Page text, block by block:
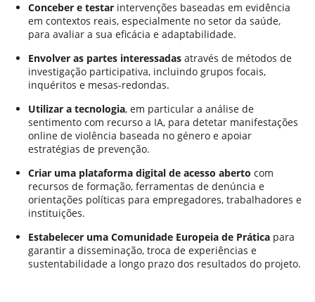
Conceber e testar intervenções baseadas em evidência
em contextos reais, especialmente no setor da saúde,
para avaliar a sua eficácia e adaptabilidade.
Envolver as partes interessadas através de métodos de
investigação participativa, incluindo grupos focais,
inquéritos e mesas-redondas.
Utilizar a tecnologia, em particular a análise de
sentimento com recurso a IA, para detetar manifestações
online de violência baseada no género e apoiar
estratégias de prevenção.
Criar uma plataforma digital de acesso aberto com
recursos de formação, ferramentas de denúncia e
orientações políticas para empregadores, trabalhadores e
instituições.
Estabelecer uma Comunidade Europeia de Prática para
garantir a disseminação, troca de experiências e
sustentabilidade a longo prazo dos resultados do projeto.